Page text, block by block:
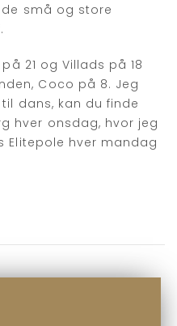
små og store
21 og Villads på 18
Coco på 8. Jeg
dans, kan du finde
hver onsdag, hvor jeg
Elitepole hver mandag